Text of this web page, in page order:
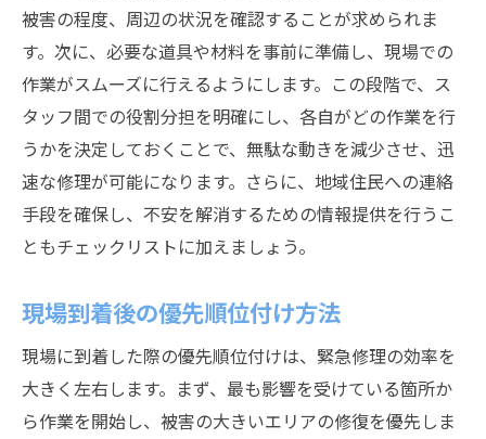
被害の程度、周辺の状況を確認することが求められま
す。次に、必要な道具や材料を事前に準備し、現場での
作業がスムーズに行えるようにします。この段階で、ス
タッフ間での役割分担を明確にし、各自がどの作業を行
うかを決定しておくことで、無駄な動きを減少させ、迅
速な修理が可能になります。さらに、地域住民への連絡
手段を確保し、不安を解消するための情報提供を行うこ
ともチェックリストに加えましょう。
現場到着後の優先順位付け方法
現場に到着した際の優先順位付けは、緊急修理の効率を
大きく左右します。まず、最も影響を受けている箇所か
ら作業を開始し、被害の大きいエリアの修復を優先しま